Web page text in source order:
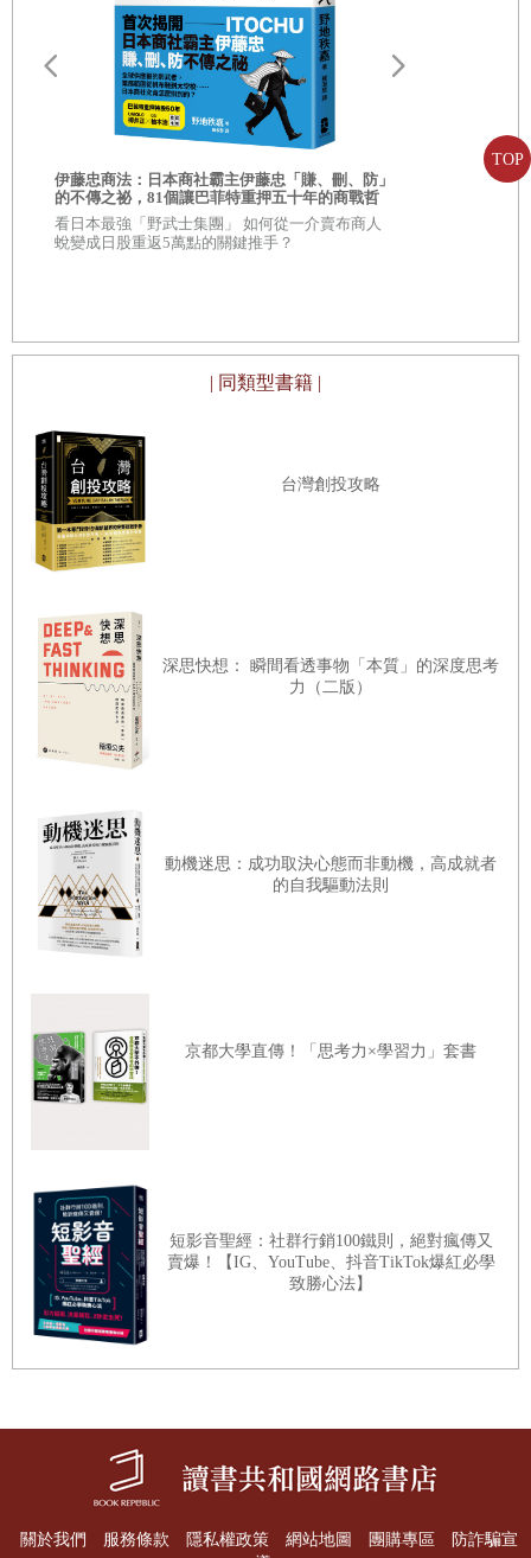
TOP
不論你是當了幾十年的老闆，或是磨拳擦掌，想大展身手的
新手頭家！今天起，別再糟塌你的夢想了，仔細地看看這本
書吧！讀通了，起碼不敗，想贏，當然還是靠努力！
在序章中，作者用了非常細膩的手法，清楚地描繪了在東京
巨蛋旁邊，一個範圍不過幾百公尺之內的「商圈微氣候」！
之所以稱其為「微氣候」，意思是指它的範圍不大，卻因為
幾條大道與小路的交錯，對於空間所產生的巧妙變化，以及
大哉問，究竟什麼樣的「地點」，適合開什麼樣的店？什麼
都是標準答案，算不算回答了問題？
在「非日常」的區域，開「日常」的店！這不只是商圈操作
的策略而已，更是一套深層的心理學！在一個「相對陌生」
的區域中，所謂的「相對熟悉」，是多麼難能可貴的價值！
同，這就不只商圈與人潮所呈現的數學問題那麼單純了。
不過，原則還是有例外！實際狀況也得看國情而定。
當全世界的零售業界都在深入研究7-11的經營模式，並將其
視為商業經營的典範時，從2009年進入印尼的7-11，卻在
2017年年中，將剩餘的136家門市全面關閉，分析原因，在
卻不願意消費店內的商品，而在不堪長期負担沈重的成本壓
力下，連這麼强大的7-11也只能鳴金收兵，這一課，也許又
是另一套值得研究的新教材！
在本書的第一章，作者完整地提出了一套以「地點」與「商
析」，這套以科學數據為內涵的分析模式，應該可以算的上
是目前國際零售業界，最「經典」的一套論述了了！
但是究竟有多少經營了若干年的「老字號」，曾經針對這些
重要的因素或變數，作過深度的檢討？以技術為本位的主事
者、經營者，又何曾作過技術與信心之外的經營分析？過去
的經驗，真的可以掌握未來的市場嗎？
這些年來，有多少的「老味道」，在物價、食材、房租...幾
波「漲聲」之後，看到手足無措的，撐不到半年一年就無奈
一切，真的只是價錢問題嗎？數字背後的故事又是什麼？
商圈性質之謎！本書的第二章，作者舉出了幾個精彩的案
例，為什麼人潮熱絡的大學商圈，店家卻一直在換？因為大
伊藤忠商法：日本商社霸主伊藤忠「賺、刪、防」
的不傳之祕，81個讓巴菲特重押五十年的商戰哲
學
看日本最強「野武士集團」 如何從一介賣布商人
蛻變成日股重返5萬點的關鍵推手？
| 同類型書籍 |
台灣創投攻略
深思快想： 瞬間看透事物「本質」的深度思考
力（二版）
動機迷思：成功取決心態而非動機，高成就者
的自我驅動法則
京都大學直傳！「思考力×學習力」套書
短影音聖經：社群行銷100鐵則，絕對瘋傳又
賣爆！【IG、YouTube、抖音TikTok爆紅必學
致勝心法】
關於我們 服務條款 隱私權政策 網站地圖 團購專區
防詐騙宣